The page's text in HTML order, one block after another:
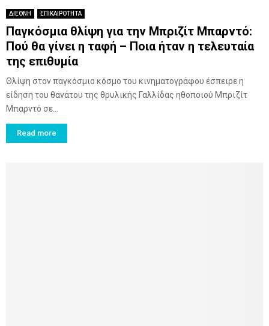
ΔΙΕΘΝΗ ΕΠΙΚΑΙΡΟΤΗΤΑ
Παγκόσμια θλίψη για την Μπριζίτ Μπαρντό:
Πού θα γίνει η ταφή – Ποια ήταν η τελευταία
της επιθυμία
Θλίψη στον παγκόσμιο κόσμο του κινηματογράφου έσπειρε η
είδηση του θανάτου της θρυλικής Γαλλίδας ηθοποιού Μπριζίτ
Μπαρντό σε...
Read more